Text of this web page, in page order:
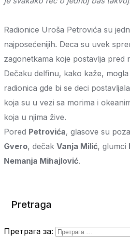
Radionice Uroša Petrovića su
najposećenijih. Deca su uvek
zagonetkama koje postavlja pred
Dečaku delfinu, kako kaže,
radionica gde bi se deci
koja su u vezi sa morima i
koja u njima žive.
Pored Petrovića, glasove su
Gvero, dečak Vanja Milić, glumci
Nemanja Mihajlović.
Pretraga
Претрага за: